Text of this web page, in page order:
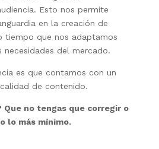
Esto nos permite
en la creación de
tiempo que nos adaptamos
necesidades del mercado.
es que contamos con un
de contenido.
Que no tengas que corregir o
lo más mínimo.